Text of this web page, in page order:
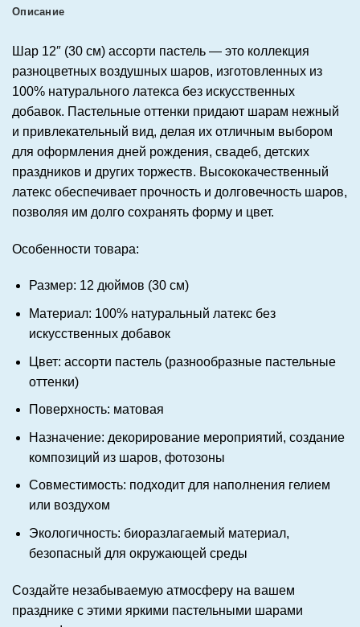
Описание
Шар 12″ (30 см) ассорти пастель — это коллекция
разноцветных воздушных шаров, изготовленных из
100% натурального латекса без искусственных
добавок. Пастельные оттенки придают шарам нежный
и привлекательный вид, делая их отличным выбором
для оформления дней рождения, свадеб, детских
праздников и других торжеств. Высококачественный
латекс обеспечивает прочность и долговечность шаров,
позволяя им долго сохранять форму и цвет.
Особенности товара:
Размер: 12 дюймов (30 см)
Материал: 100% натуральный латекс без
искусственных добавок
Цвет: ассорти пастель (разнообразные пастельные
оттенки)
Поверхность: матовая
Назначение: декорирование мероприятий, создание
композиций из шаров, фотозоны
Совместимость: подходит для наполнения гелием
или воздухом
Экологичность: биоразлагаемый материал,
безопасный для окружающей среды
Создайте незабываемую атмосферу на вашем
празднике с этими яркими пастельными шарами